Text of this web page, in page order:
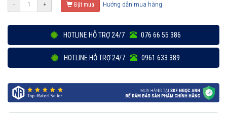
- + Đặt mua Hướng dẫn mua hàng
HOTLINE HỖ TRỢ 24/7 076 66 55 386
HOTLINE HỖ TRỢ 24/7 0961 633 389